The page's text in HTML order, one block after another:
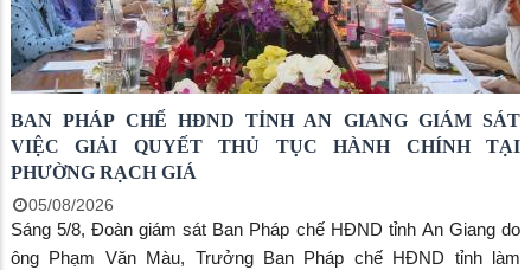
BAN PHÁP CHẾ HĐND TỈNH AN GIANG GIÁM SÁT
VIỆC GIẢI QUYẾT THỦ TỤC HÀNH CHÍNH TẠI
PHƯỜNG RẠCH GIÁ
05/08/2026
Sáng 5/8, Đoàn giám sát Ban Pháp chế HĐND tỉnh An Giang do
ông Phạm Văn Màu, Trưởng Ban Pháp chế HĐND tỉnh làm